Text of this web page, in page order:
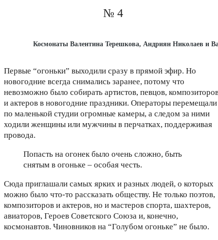
№ 4
Космонаты Валентина Терешкова, Андриян Николаев и
Первые “огоньки” выходили сразу в прямой эфир. Но
новогодние всегда снимались заранее, потому что
невозможно было собирать артистов, певцов,
и актеров в новогодние праздники. Операторы перемещали
по маленькой студии огромные камеры, а следом за ними
ходили женщины или мужчины в перчатках, поддерживая
провода.
Попасть на огонек было очень сложно, быть
снятым в огоньке – особая честь.
Сюда приглашали самых ярких и разных людей, о которых
можно было что-то рассказать обществу. Не только поэтов,
композиторов и актеров, но и мастеров спорта, шахтеров,
авиаторов, Героев Советского Союза и, конечно,
космонавтов. Чиновников на “Голубом огоньке” не было.